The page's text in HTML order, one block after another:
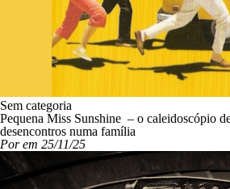
Sem categoria
Pequena Miss Sunshine – o caleidoscópio
desencontros numa família
Por em 25/11/25